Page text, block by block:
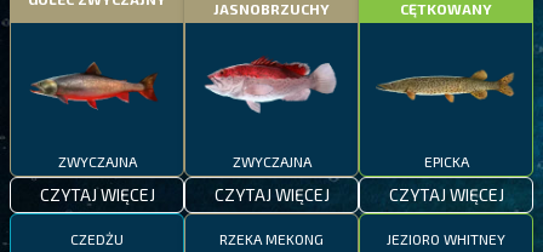
ZWYCZAJNA
CZYTAJ WIĘCEJ
JASNOBRZUCHY
ZWYCZAJNA
CZYTAJ WIĘCEJ
CĘTKOWANY
EPICKA
CZYTAJ WIĘCEJ
CZEDŻU RZEKA MEKONG JEZIORO WHITNEY